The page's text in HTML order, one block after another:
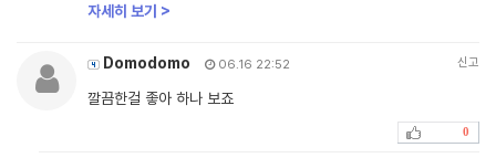
자세히 보기 >
Domodomo 06.16 22:52 신고
깔끔한걸 좋아 하나 보죠
0